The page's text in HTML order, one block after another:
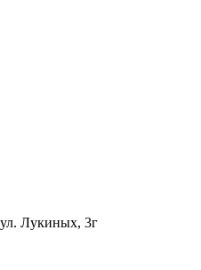
ул. Лукиных, 3г